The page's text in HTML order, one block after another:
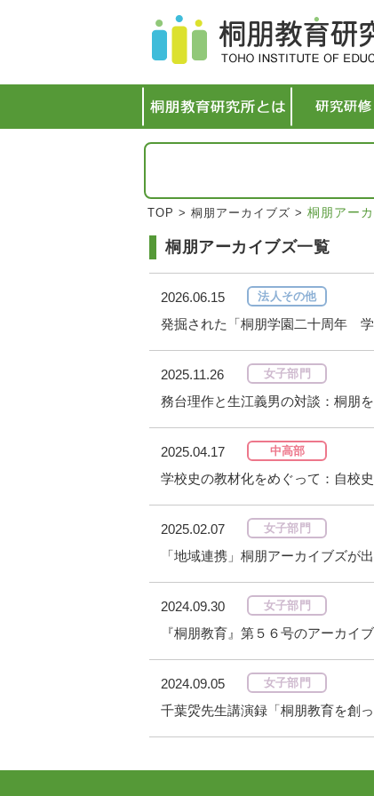
TOP > 桐朋アーカイブズ > 桐朋アー
桐朋アーカイブズ一覧
2026.06.15 法人その他
発掘された「桐朋学園二十周年 学
2025.11.26 女子部門
務台理作と生江義男の対談：桐朋
2025.04.17 中高部
学校史の教材化をめぐって：自校
2025.02.07 女子部門
「地域連携」桐朋アーカイブズが
2024.09.30 女子部門
『桐朋教育』第５６号のアーカイ
2024.09.05 女子部門
千葉焈先生講演録「桐朋教育を創っ